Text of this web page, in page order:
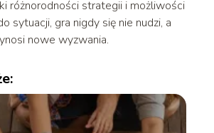
różnorodności strategii i możliwości
sytuacji, gra nigdy się nie nudzi, a
nowe wyzwania.